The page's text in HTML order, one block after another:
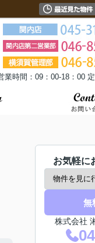
業時間：09：00-18：00
お気軽に
無
株式会社